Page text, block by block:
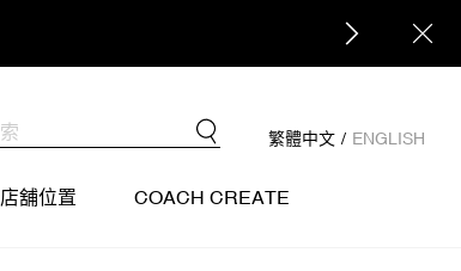
繁體中文 / ENGLISH
店舖位置 COACH CREATE